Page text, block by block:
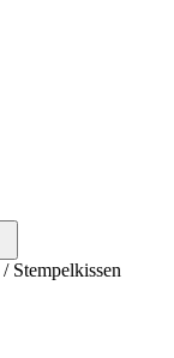
/ Stempelkissen